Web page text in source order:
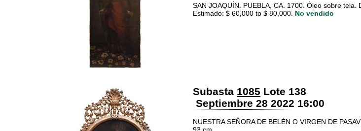
SAN JOAQUÍN. PUEBLA, CA. 1700. Óleo sobre
Estimado: $ 60,000 to $ 80,000. No vendido
Subasta 1085 Lote 138
Septiembre 28 2022 16:00
NUESTRA SEÑORA DE BELÉN O VIRGEN DE